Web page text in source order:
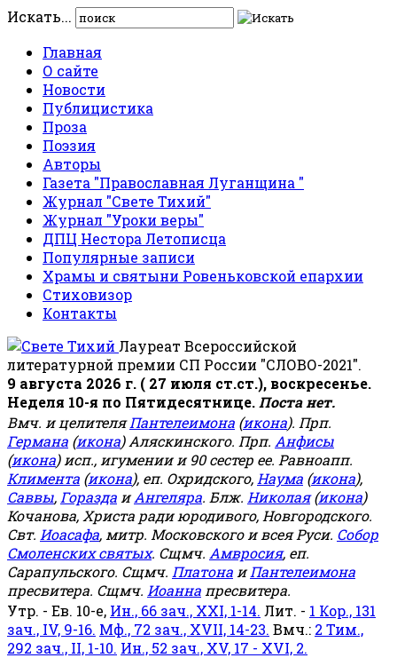
Искать...
Главная
О сайте
Новости
Публицистика
Проза
Поэзия
Авторы
Газета "Православная Луганщина "
Журнал "Свете Тихий"
Журнал "Уроки веры"
ДПЦ Нестора Летописца
Популярные записи
Храмы и святыни Ровеньковской епархии
Стиховизор
Контакты
Лауреат Всероссийской
литературной премии СП России "СЛОВО-2021".
9 августа 2026 г. ( 27 июля ст.ст.), воскресенье.
Неделя 10-я по Пятидесятнице. Поста нет.
Вмч. и целителяПантелеимона (икона). Прп.
Германа (икона) Аляскинского. Прп. Анфисы
(икона) исп., игумении и 90 сестер ее. Равноапп.
Климента (икона), еп. Охридского, Наума (икона),
Саввы, Горазда иАнгеляра. Блж. Николая(икона)
Кочанова, Христа ради юродивого, Новгородского.
Свт. Иоасафа, митр. Московского и всея Руси. Собор
Смоленских святых. Сщмч. Амвросия, еп.
Сарапульского. Сщмч. Платона иПантелеимона
пресвитера. Сщмч. Иоанна пресвитера.
Утр. - Ев. 10-е, Ин., 66 зач., XXI, 1-14. Лит. - 1 Кор., 131
зач., IV, 9-16. Мф., 72 зач., XVII, 14-23. Вмч.: 2 Тим.,
292 зач., II, 1-10. Ин., 52 зач., XV, 17 - XVI, 2.